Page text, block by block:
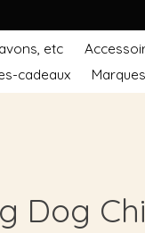
etc
cadeaux Marques
Dog